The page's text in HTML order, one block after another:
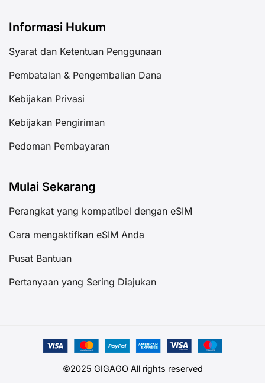
Informasi Hukum
Syarat dan Ketentuan Penggunaan
Pembatalan & Pengembalian Dana
Kebijakan Privasi
Kebijakan Pengiriman
Pedoman Pembayaran
Mulai Sekarang
Perangkat yang kompatibel dengan eSIM
Cara mengaktifkan eSIM Anda
Pusat Bantuan
Pertanyaan yang Sering Diajukan
©2025 GIGAGO All rights reserved